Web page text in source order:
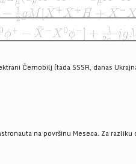
Černobilj (tada SSSR, danas
na površinu Meseca. Za